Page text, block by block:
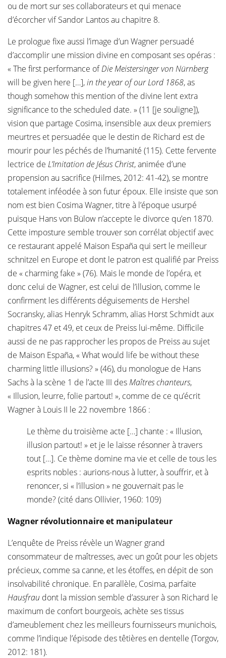
ou de mort sur ses collaborateurs et qui menace
d’écorcher vif Sandor Lantos au chapitre 8.
Le prologue fixe aussi l’image d’un Wagner persuadé
d’accomplir une mission divine en composant ses opéras :
« The first performance ofDie Meistersinger von Nürnberg
will be given here […],in the year of our Lord 1868, as
though somehow this mention of the divine lent extra
significance to the scheduled date. » (11 [je souligne]),
vision que partage Cosima, insensible aux deux premiers
meurtres et persuadée que le destin de Richard est de
mourir pour les péchés de l’humanité (115). Cette fervente
lectrice de L’Imitation de Jésus Christ, animée d’une
propension au sacrifice (Hilmes, 2012: 41-42), se montre
totalement inféodée à son futur époux. Elle insiste que son
nom est bien Cosima Wagner, titre à l’époque usurpé
puisque Hans von Bülow n’accepte le divorce qu’en 1870.
Cette imposture semble trouver son corrélat objectif avec
ce restaurant appelé Maison España qui sert le meilleur
schnitzel en Europe et dont le patron est qualifié par Preiss
de « charming fake » (76). Mais le monde de l’opéra, et
donc celui de Wagner, est celui de l’illusion, comme le
confirment les différents déguisements de Hershel
Socransky, alias Henryk Schramm, alias Horst Schmidt aux
chapitres 47 et 49, et ceux de Preiss lui-même. Difficile
aussi de ne pas rapprocher les propos de Preiss au sujet
de Maison España, « What would life be without these
charming little illusions? » (46), du monologue de Hans
Sachs à la scène 1 de l’acte III des Maîtres chanteurs,
« Illusion, leurre, folie partout! », comme de ce qu’écrit
Wagner à Louis II le 22 novembre 1866 :
Le thème du troisième acte […] chante : « Illusion,
illusion partout! » et je le laisse résonner à travers
tout […]. Ce thème domine ma vie et celle de tous les
esprits nobles : aurions-nous à lutter, à souffrir, et à
renoncer, si « l’illusion » ne gouvernait pas le
monde? (cité dans Ollivier, 1960: 109)
Wagner révolutionnaire et manipulateur
L’enquête de Preiss révèle un Wagner grand
consommateur de maîtresses, avec un goût pour les objets
précieux, comme sa canne, et les étoffes, en dépit de son
insolvabilité chronique. En parallèle, Cosima, parfaite
Hausfrau dont la mission semble d’assurer à son Richard le
maximum de confort bourgeois, achète ses tissus
d’ameublement chez les meilleurs fournisseurs munichois,
comme l’indique l’épisode des têtières en dentelle (Torgov,
2012: 181).